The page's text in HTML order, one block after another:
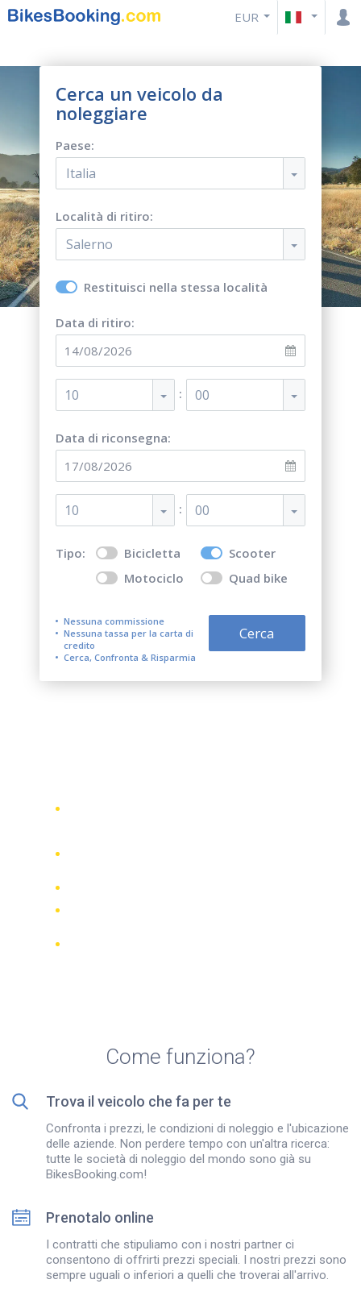
EUR
Cerca un veicolo da
noleggiare
Paese:
Italia
Località di ritiro:
Salerno
Restituisci nella stessa località
Data di ritiro:
10 : 00
Data di riconsegna:
10 : 00
Tipo: Bicicletta
Scooter
Motociclo
Quad bike
Nessuna commissione
Nessuna tassa per la carta di
credito
Cerca, Confronta & Risparmia
Cerca
Come funziona?
Trova il veicolo che fa per te
Confronta i prezzi, le condizioni di noleggio e l'ubicazione
delle aziende. Non perdere tempo con un'altra ricerca:
tutte le società di noleggio del mondo sono già su
BikesBooking.com!
Prenotalo online
I contratti che stipuliamo con i nostri partner ci
consentono di offrirti prezzi speciali. I nostri prezzi sono
sempre uguali o inferiori a quelli che troverai all'arrivo.